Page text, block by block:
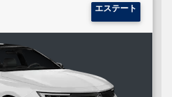
エステート